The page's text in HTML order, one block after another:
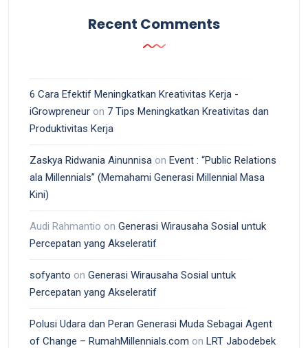
Recent Comments
6 Cara Efektif Meningkatkan Kreativitas Kerja -
iGrowpreneur on 7 Tips Meningkatkan Kreativitas dan
Produktivitas Kerja
Zaskya Ridwania Ainunnisa on Event : “Public Relations
ala Millennials” (Memahami Generasi Millennial Masa
Kini)
Audi Rahmantio on Generasi Wirausaha Sosial untuk
Percepatan yang Akseleratif
sofyanto on Generasi Wirausaha Sosial untuk
Percepatan yang Akseleratif
Polusi Udara dan Peran Generasi Muda Sebagai Agent
of Change – RumahMillennials.com on LRT Jabodebek